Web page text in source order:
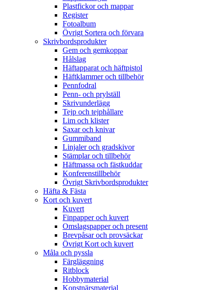
Plastfickor och mappar
Register
Fotoalbum
Övrigt Sortera och förvara
Skrivbordsprodukter
Gem och gemkoppar
Hålslag
Häftapparat och häftpistol
Häftklammer och tillbehör
Pennfodral
Penn- och prylställ
Skrivunderlägg
Tejp och tejphållare
Lim och klister
Saxar och knivar
Gummiband
Linjaler och gradskivor
Stämplar och tillbehör
Häftmassa och fästkuddar
Konferenstillbehör
Övrigt Skrivbordsprodukter
Häfta & Fästa
Kort och kuvert
Kuvert
Finpapper och kuvert
Omslagspapper och present
Brevpåsar och provsäckar
Övrigt Kort och kuvert
Måla och pyssla
Färgläggning
Ritblock
Hobbymaterial
Konstnärsmaterial